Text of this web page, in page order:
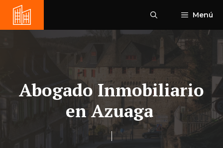
Saltar
contenido
Menú
Abogado Inmobiliario
en Azuaga